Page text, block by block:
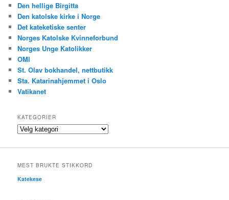
Den hellige Birgitta
Den katolske kirke i Norge
Det kateketiske senter
Norges Katolske Kvinneforbund
Norges Unge Katolikker
OMI
St. Olav bokhandel, nettbutikk
Sta. Katarinahjemmet i Oslo
Vatikanet
KATEGORIER
Kategorier
MEST BRUKTE STIKKORD
Katekese